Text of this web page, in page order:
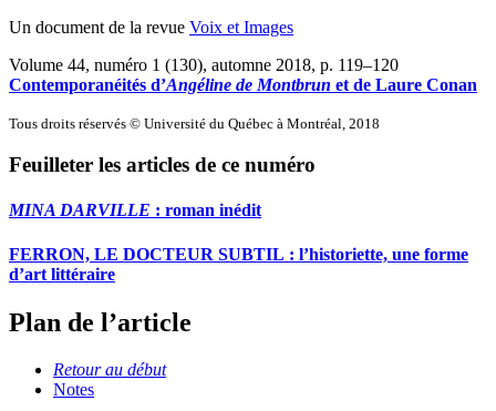
Un document de la revue Voix et Images
Volume 44, numéro 1 (130), automne 2018, p. 119–120
Contemporanéités d’Angéline de Montbrun et de Laure Conan
Tous droits réservés © Université du Québec à Montréal, 2018
Feuilleter les articles de ce numéro
MINA DARVILLE : roman inédit
FERRON, LE DOCTEUR SUBTIL : l’historiette, une forme
d’art littéraire
Plan de l’article
Retour au début
Notes